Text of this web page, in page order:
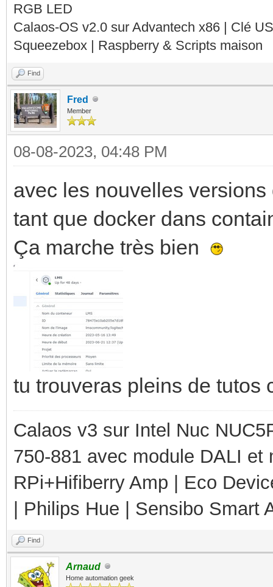
RGB LED
Calaos-OS v2.0 sur Advantech x86 | Clé
Squeezebox | Raspberry & Scripts maison
Find
Fred
Member
08-08-2023, 04:48 PM
avec les nouvelles
tant que docker dans
Ça marche très bien
tu trouveras pleins de tutos
Calaos v3 sur Intel Nuc
750-881 avec module DALI
RPi+Hifiberry Amp | Eco
| Philips Hue | Sensibo Smart
Find
Arnaud
Home automation geek